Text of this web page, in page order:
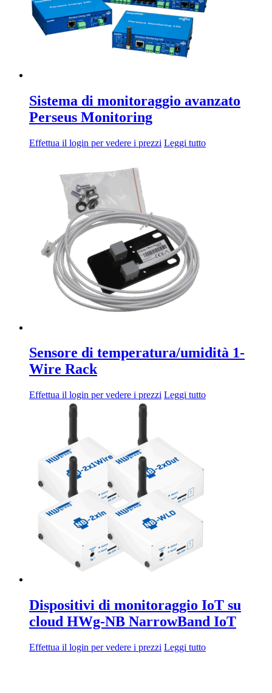
Sistema di monitoraggio avanzato
Perseus Monitoring
Effettua il login per vedere i prezzi Leggi tutto
Sensore di temperatura/umidità 1-
Wire Rack
Effettua il login per vedere i prezzi Leggi tutto
Dispositivi di monitoraggio IoT su
cloud HWg-NB NarrowBand IoT
Effettua il login per vedere i prezzi Leggi tutto